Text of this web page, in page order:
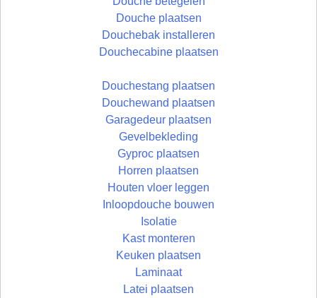
Douche plaatsen
Douchebak installeren
Douchecabine plaatsen
Douchestang plaatsen
Douchewand plaatsen
Garagedeur plaatsen
Gevelbekleding
Gyproc plaatsen
Horren plaatsen
Houten vloer leggen
Inloopdouche bouwen
Isolatie
Kast monteren
Keuken plaatsen
Laminaat
Latei plaatsen